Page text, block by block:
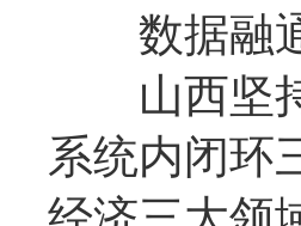
数据融通
山西坚持
系统内闭环